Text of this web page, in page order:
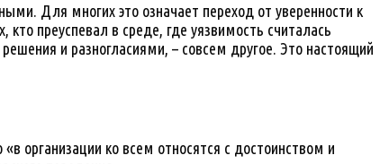
Для многих это означает переход от уверенности к
преуспевал в среде, где уязвимость считалась
и разногласиями, – совсем другое. Это настоящий
организации ко всем относятся с достоинством и